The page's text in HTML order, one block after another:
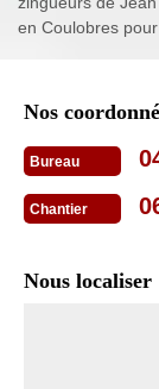
en Coulobres
Nos
Bureau
Chantier
Nous localiser